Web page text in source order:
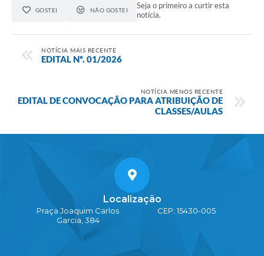
GOSTEI NÃO GOSTEI
Seja o primeiro a curtir esta
notícia.
NOTÍCIA MAIS RECENTE
EDITAL Nº. 01/2026
NOTÍCIA MENOS RECENTE
EDITAL DE CONVOCAÇÃO PARA ATRIBUIÇÃO DE
CLASSES/AULAS
Localização
Praça Joaquim Carlos
Garcia, 384
CEP: 15430-005